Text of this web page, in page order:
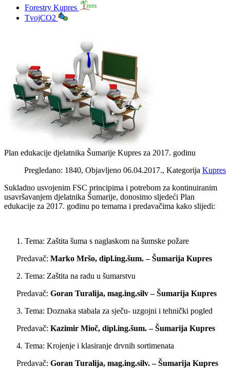
Forestry Kupres
TvojCO2
Plan edukacije djelatnika Šumarije Kupres za 2017. godinu
Pregledano: 1840, Objavljeno 06.04.2017., Kategorija Kupres
Sukladno usvojenim FSC principima i potrebom za kontinuiranim
usavršavanjem djelatnika Šumarije, donosimo sljedeći Plan
edukacije za 2017. godinu po temama i predavačima kako slijedi:
Tema: Zaštita šuma s naglaskom na šumske požare
Predavač: Marko Mršo, dipl.ing.šum. – Šumarija Kupres
Tema: Zaštita na radu u šumarstvu
Predavač: Goran Turalija, mag.ing.silv – Šumarija Kupres
Tema: Doznaka stabala za sječu- uzgojni i tehnički pogled
Predavač: Kazimir Mioč, dipl.ing.šum. – Šumarija Kupres
Tema: Krojenje i klasiranje drvnih sortimenata
Predavač: Goran Turalija, mag.ing.silv. – Šumarija Kupres